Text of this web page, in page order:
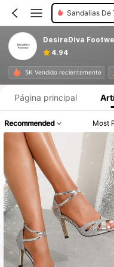
Sandalias De
DesireDiva
4.94
5K Vendido recientemente
Página principal
Recommended Most